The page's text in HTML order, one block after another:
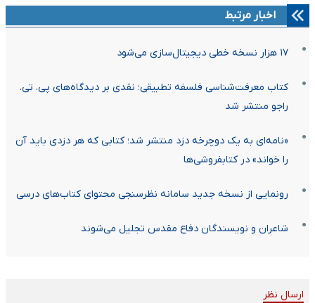
اخبار مرتبط
۱۷ هزار نسخه خطی دیجیتال‌سازی می‌شود
کتاب معرفت‌شناسی فلسفه تطبیقی؛ نقدی بر دیدگاه‌های پی. تی.
راجو منتشر شد
«نامه‌ای به یک دوچرخه دزد منتشر شد؛ کتابی که هر دزدی باید آن
را خواند» در کتابفروشی‌ها
رونمایی از نسخه جدید سامانه نظرسنجی محتوای کتاب‌های درسی
شاعران و نویسندگان دفاع مقدس تجلیل می‌شوند
ارسال نظر